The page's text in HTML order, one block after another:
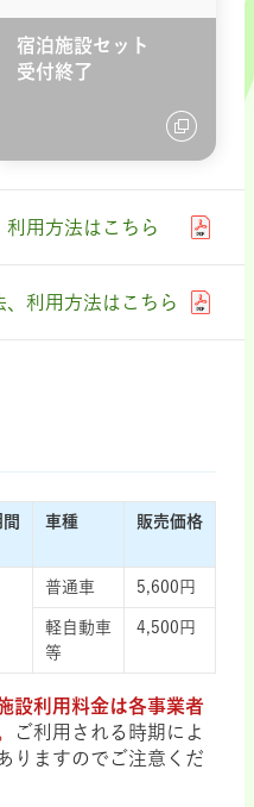
宿泊施設セット
受付終了
利用方法はこちら
利用方法はこちら
車種 販売価格
普通車 5,600円
軽自動車
等
4,500円
設利用料金は各事業者
ご利用される時期によ
りますのでご注意くだ